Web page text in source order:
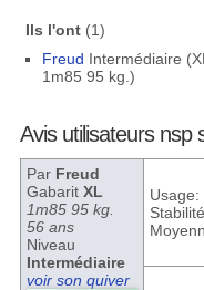
Ils l'ont(1)
Freud Intermédiaire
1m85 95 kg.)
Avis utilisateurs nsp
Par Freud
Gabarit XL
1m85 95 kg.
56 ans
Niveau
Intermédiaire
voir son quiver
Usage: